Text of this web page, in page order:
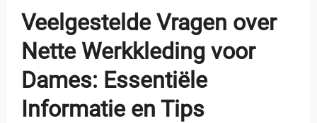
Veelgestelde Vragen over
Nette Werkkleding voor
Dames: Essentiële
Informatie en Tips